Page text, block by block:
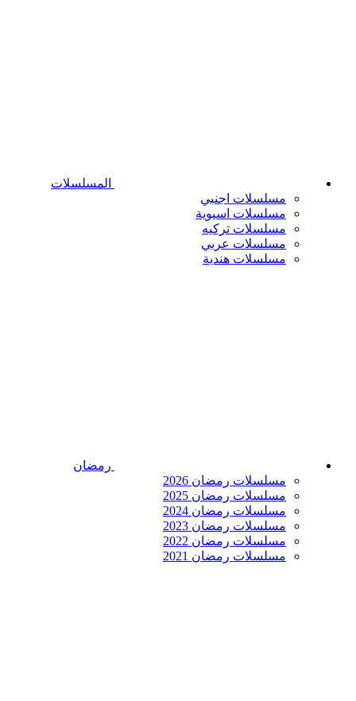
المسلسلات
مسلسلات اجنبي
مسلسلات اسيوية
مسلسلات تركيه
مسلسلات عربي
مسلسلات هندية
رمضان
مسلسلات رمضان 2026
مسلسلات رمضان 2025
مسلسلات رمضان 2024
مسلسلات رمضان 2023
مسلسلات رمضان 2022
مسلسلات رمضان 2021